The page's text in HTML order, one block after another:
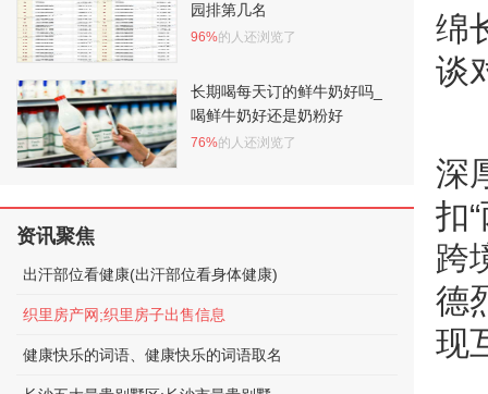
绵
谈
深
扣
跨
德
现
园排第几名
96%的人还浏览了
长期喝每天订的鲜牛奶好吗_
喝鲜牛奶好还是奶粉好
76%的人还浏览了
资讯聚焦
出汗部位看健康(出汗部位看身体健康)
织里房产网;织里房子出售信息
健康快乐的词语、健康快乐的词语取名